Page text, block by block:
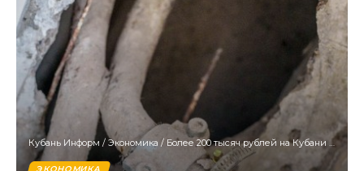
Кубань Информ / Экономика / Более 200 тысяч рублей на Кубани зарабатывают гипсокартонщики